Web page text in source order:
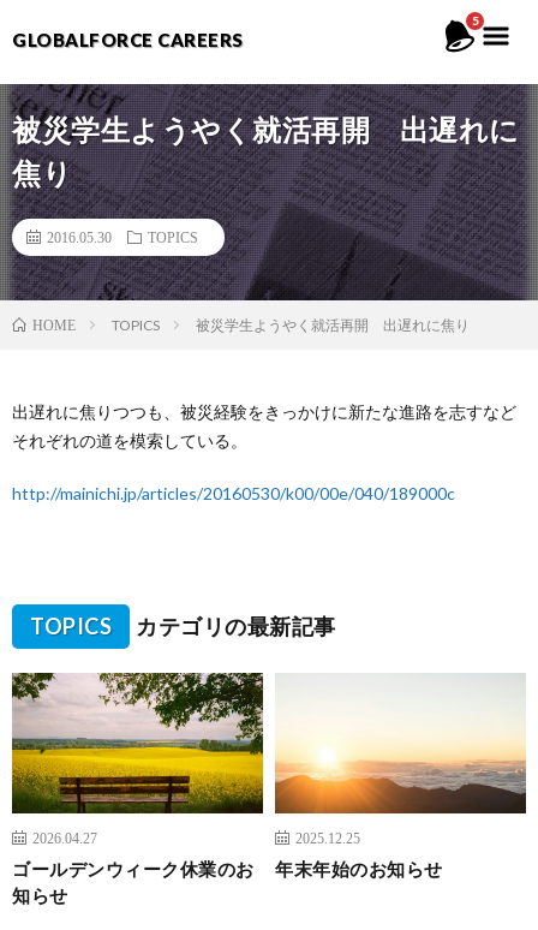
5
GLOBALFORCE CAREERS
被災学生ようやく就活再開 出遅れに
焦り
2016.05.30 TOPICS
HOME TOPICS 被災学生ようやく就活再開 出遅れに焦り
出遅れに焦りつつも、被災経験をきっかけに新たな進路を志すなど
それぞれの道を模索している。
http://mainichi.jp/articles/20160530/k00/00e/040/189000c
TOPICS カテゴリの最新記事
2026.04.27
ゴールデンウィーク休業のお
知らせ
2025.12.25
年末年始のお知らせ